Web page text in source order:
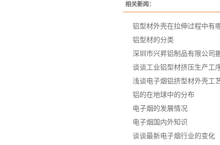
相关新闻：
铝型材外壳在拉伸过程中有
铝型材的分类
深圳市兴昇铝制品有限公司
谈谈工业铝型材挤压生产工
浅谈电子烟铝挤型材外壳工
铝的在地球中的分布
电子烟的发展情况
电子烟国内外知识
谈谈最新电子烟行业的变化